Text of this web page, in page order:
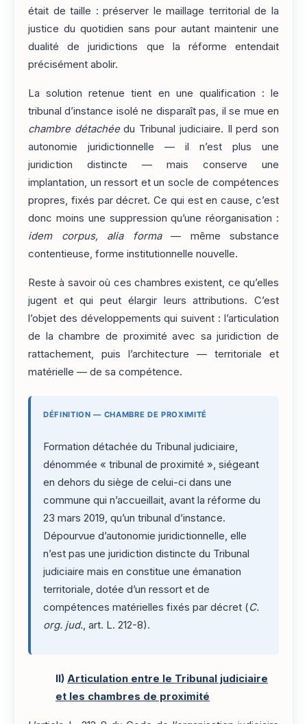
était de taille : préserver le maillage territorial de la
justice du quotidien sans pour autant maintenir une
dualité de juridictions que la réforme entendait
précisément abolir.
La solution retenue tient en une qualification : le
tribunal d’instance isolé ne disparaît pas, il se mue en
chambre détachéedu Tribunal judiciaire. Il perd son
autonomie juridictionnelle — il n’est plus une
juridiction distincte — mais conserve une
implantation, un ressort et un socle de compétences
propres, fixés par décret. Ce qui est en cause, c’est
donc moins une suppression qu’une réorganisation :
idem corpus, alia forma— même substance
contentieuse, forme institutionnelle nouvelle.
Reste à savoir où ces chambres existent, ce qu’elles
jugent et qui peut élargir leurs attributions. C’est
l’objet des développements qui suivent : l’articulation
de la chambre de proximité avec sa juridiction de
rattachement, puis l’architecture — territoriale et
matérielle — de sa compétence.
DÉFINITION — CHAMBRE DE PROXIMITÉ
Formation détachée du Tribunal judiciaire,
dénommée « tribunal de proximité », siégeant
en dehors du siège de celui-ci dans une
commune qui n’accueillait, avant la réforme du
23 mars 2019, qu’un tribunal d’instance.
Dépourvue d’autonomie juridictionnelle, elle
n’est pas une juridiction distincte du Tribunal
judiciaire mais en constitue une émanation
territoriale, dotée d’un ressort et de
compétences matérielles fixés par décret (C.
org. jud., art. L. 212-8).
II) Articulation entre le Tribunal judiciaire
et les chambres de proximité